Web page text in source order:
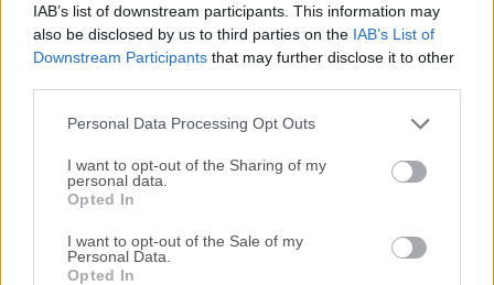
IAB’s list of downstream participants. This information may
also be disclosed by us to third parties on the IAB’s List of
Downstream Participants that may further disclose it to other
Personal Data Processing Opt Outs
I want to opt-out of the Sharing of my
personal data.
Opted In
I want to opt-out of the Sale of my
Personal Data.
Opted In
Si tienes alguna pregunta o idea que desees compartir
con nosotros, dirígete a nuestrapágina de contactoy
háznoslo saber. ¡Valoramos tu opinión!